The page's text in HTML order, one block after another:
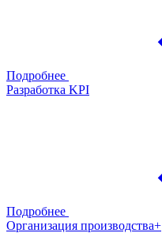
Подробнее
Разработка KPI
Подробнее
Организация производства+